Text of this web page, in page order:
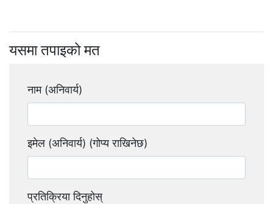
यसमा तपाइको मत
नाम (अनिवार्य)
इमेल (अनिवार्य) (गोप्य राखिनेछ)
प्रतिक्रिया दिनुहोस्